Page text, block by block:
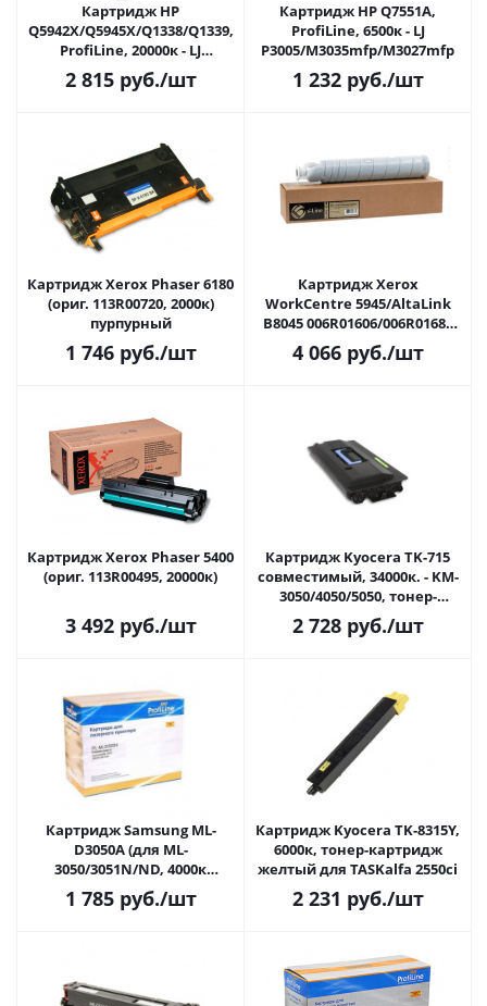
Картридж HP
Q5942X/Q5945X/Q1338/Q1339,
ProfiLine, 20000к - LJ
4240/4240N/4250/4250DTN/4250DTNSL/4250N/4250TN/4345/4350/
2 815руб./шт
Картридж HP Q7551A,
ProfiLine, 6500к - LJ
P3005/M3035mfp/M3027mfp
1 232руб./шт
Картридж Xerox Phaser 6180
(ориг. 113R00720, 2000к)
пурпурный
1 746руб./шт
Картридж Xerox
WorkCentre 5945/AltaLink
B8045 006R01606/006R01683
(50k) БУЛАТ s-Line
4 066руб./шт
Картридж Xerox Phaser 5400
(ориг. 113R00495, 20000к)
3 492руб./шт
Картридж Kyocera TK-715
совместимый, 34000к. - KM-
3050/4050/5050, тонер-
картридж
2 728руб./шт
Картридж Samsung ML-
D3050A (для ML-
3050/3051N/ND, 4000к
ProfiLine)
1 785руб./шт
Картридж Kyocera TK-8315Y,
6000к, тонер-картридж
желтый для TASKalfa 2550ci
2 231 руб./шт